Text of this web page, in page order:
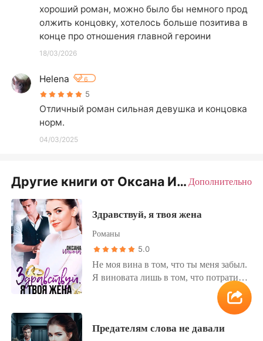
хороший роман, можно было бы немного прод
олжить концовку, хотелось больше позитива в
конце про отношения главной героини
18/03/2026
Helena 6
5
Отличный роман сильная девушка и концовка
норм.
04/03/2025
Другие книги от Оксана Ильина Дополнительно
Здравствуй, я твоя жена
Романы
5.0
Не моя вина в том, что ты меня забыл.
Я виновата лишь в том, что потратила
пять лет собственной жизни на
ожидание тебя. И теперь, дорогой
муж, если хочешь получить развод,
компенсируешь мне всё потраченное
Предателям слова не давали